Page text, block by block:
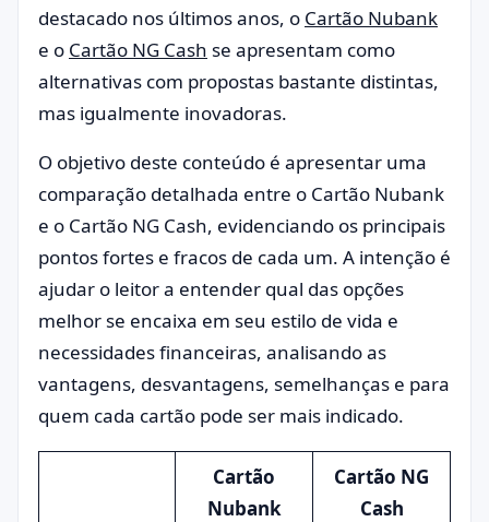
destacado nos últimos anos, o Cartão Nubank
e o Cartão NG Cash se apresentam como
alternativas com propostas bastante distintas,
mas igualmente inovadoras.
O objetivo deste conteúdo é apresentar uma
comparação detalhada entre o Cartão Nubank
e o Cartão NG Cash, evidenciando os principais
pontos fortes e fracos de cada um. A intenção é
ajudar o leitor a entender qual das opções
melhor se encaixa em seu estilo de vida e
necessidades financeiras, analisando as
vantagens, desvantagens, semelhanças e para
quem cada cartão pode ser mais indicado.
Cartão
Nubank
Cartão NG
Cash